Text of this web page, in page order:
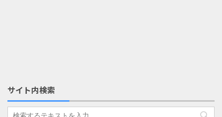
サイト内検索